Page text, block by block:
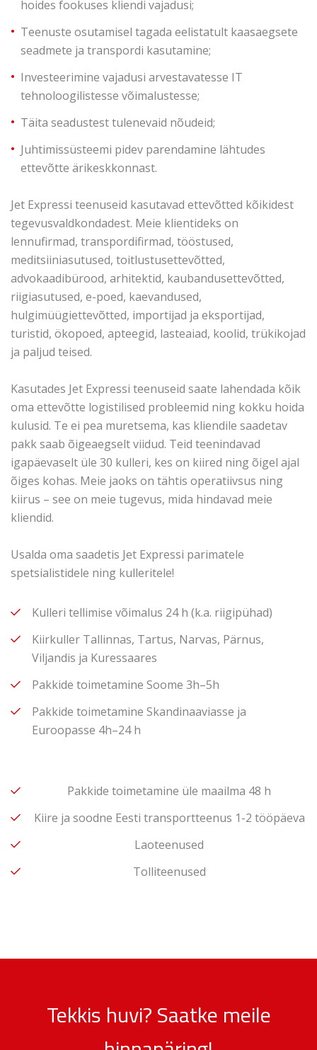
hoides fookuses kliendi vajadusi;
Teenuste osutamisel tagada eelistatult kaasaegsete
seadmete ja transpordi kasutamine;
Investeerimine vajadusi arvestavatesse IT
tehnoloogilistesse võimalustesse;
Täita seadustest tulenevaid nõudeid;
Juhtimissüsteemi pidev parendamine lähtudes
ettevõtte ärikeskkonnast.
Jet Expressi teenuseid kasutavad ettevõtted kõikidest
tegevusvaldkondadest. Meie klientideks on
lennufirmad, transpordifirmad, tööstused,
meditsiiniasutused, toitlustusettevõtted,
advokaadibürood, arhitektid, kaubandusettevõtted,
riigiasutused, e-poed, kaevandused,
hulgimüügiettevõtted, importijad ja eksportijad,
turistid, ökopoed, apteegid, lasteaiad, koolid, trükikojad
ja paljud teised.
Kasutades Jet Expressi teenuseid saate lahendada kõik
oma ettevõtte logistilised probleemid ning kokku hoida
kulusid. Te ei pea muretsema, kas kliendile saadetav
pakk saab õigeaegselt viidud. Teid teenindavad
igapäevaselt üle 30 kulleri, kes on kiired ning õigel ajal
õiges kohas. Meie jaoks on tähtis operatiivsus ning
kiirus – see on meie tugevus, mida hindavad meie
kliendid.
Usalda oma saadetis Jet Expressi parimatele
spetsialistidele ning kulleritele!
Kulleri tellimise võimalus 24 h (k.a. riigipühad)
Kiirkuller Tallinnas, Tartus, Narvas, Pärnus,
Viljandis ja Kuressaares
Pakkide toimetamine Soome 3h–5h
Pakkide toimetamine Skandinaaviasse ja
Euroopasse 4h–24 h
Pakkide toimetamine üle maailma 48 h
Kiire ja soodne Eesti transportteenus 1-2 tööpäeva
Laoteenused
Tolliteenused
Tekkis huvi? Saatke meile